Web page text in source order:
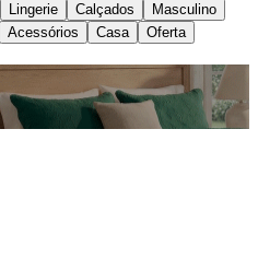
Lingerie Calçados
Masculino
Acessórios Casa Oferta